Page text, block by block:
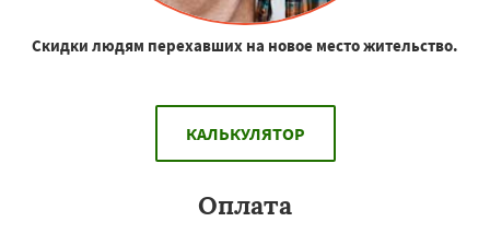
Скидки людям перехавших на новое место жительство.
КАЛЬКУЛЯТОР
Оплата